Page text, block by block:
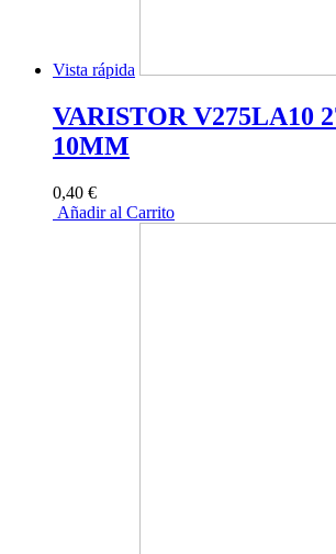
Vista rápida
VARISTOR V275LA10
10MM
0,40 €
Añadir al Carrito